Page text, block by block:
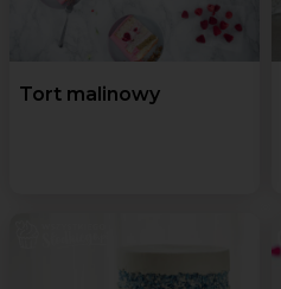
Tort malinowy